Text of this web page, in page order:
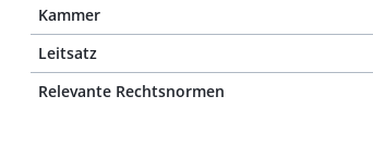
Kammer
Leitsatz
Relevante Rechtsnormen